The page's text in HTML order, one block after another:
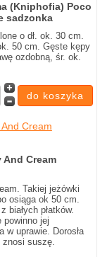
(Kniphofia) Poco
sadzonka
o dł. ok. 30 cm.
50 cm. Gęste kępy
ozdobną, śr. ok.
Cream
Takiej jeżówki
osiąga ok 50 cm.
białych płatków.
powinno jej
w uprawie. Dorosła
znosi suszę.